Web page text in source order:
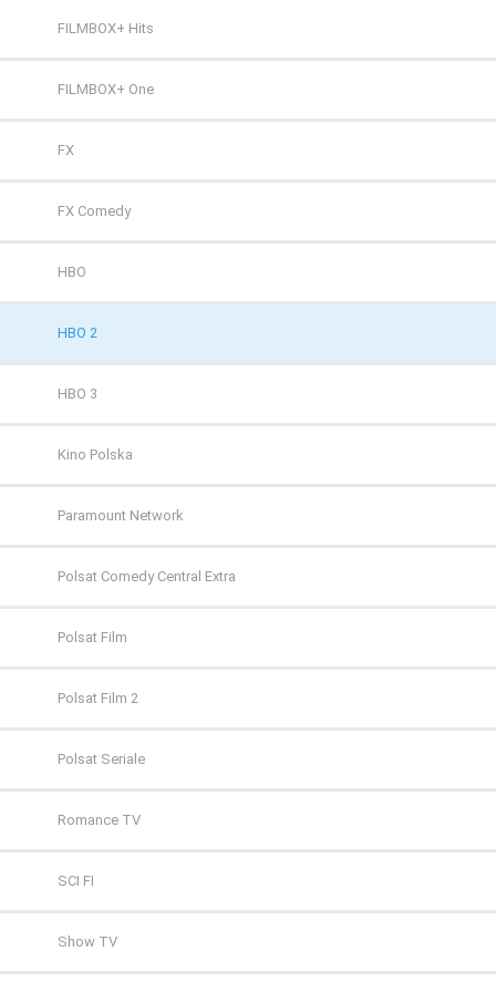
FILMBOX+ Hits
FILMBOX+ One
FX
FX Comedy
HBO
HBO 2
HBO 3
Kino Polska
Paramount Network
Polsat Comedy Central Extra
Polsat Film
Polsat Film 2
Polsat Seriale
Romance TV
SCI FI
Show TV